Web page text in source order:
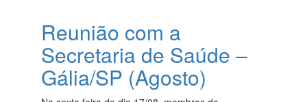
Reunião com a
Secretaria de Saúde –
Gália/SP (Agosto)